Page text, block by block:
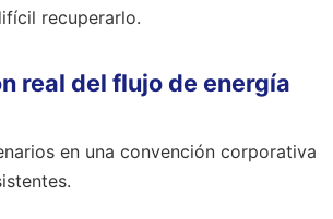
recuperarlo.
real del flujo de energía
en una convención corporativa